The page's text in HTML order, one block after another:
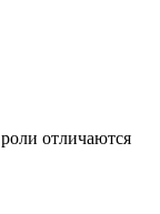
отличаются